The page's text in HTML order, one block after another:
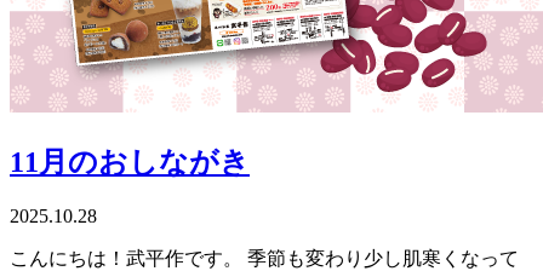
11月のおしながき
2025.10.28
こんにちは！武平作です。 季節も変わり少し肌寒くなって